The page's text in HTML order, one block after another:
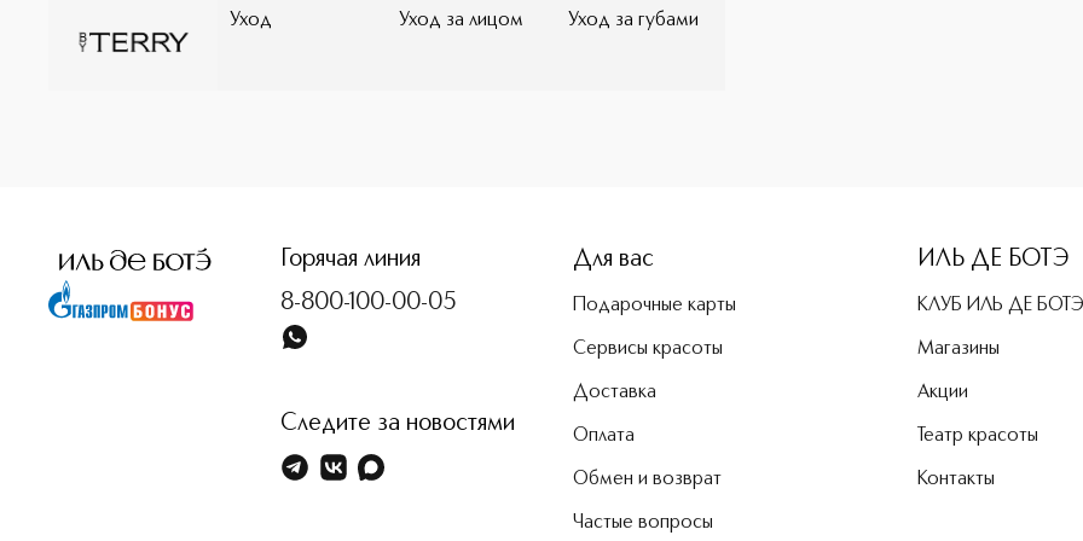
Уход Уход за лицом Уход за губами
Горячая линия
8-800-100-00-05
Следите за новостями
Для вас
Подарочные карты
Сервисы красоты
Доставка
Оплата
Обмен и возврат
Частые вопросы
ИЛЬ ДЕ БОТЭ
КЛУБ ИЛЬ ДЕ БОТЭ
Магазины
Акции
Театр красоты
Контакты